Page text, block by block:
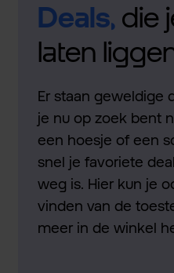
Deals,die
laten
Er staan geweldige
je nu op zoek bent
een hoesje of een
snel je favoriete
weg is. Hier kun je
vinden van de
meer in de winkel